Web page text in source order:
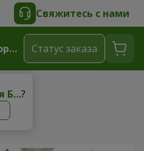
Свяжитесь с нами
Софиевская Борщаговка
Софиевская Борщаговка?
Cтатус заказа